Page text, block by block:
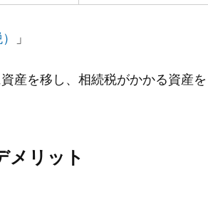
」
産を移し、相続税がかかる資産を
メリット